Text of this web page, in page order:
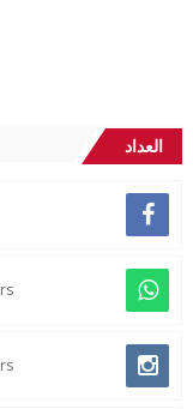
العداد